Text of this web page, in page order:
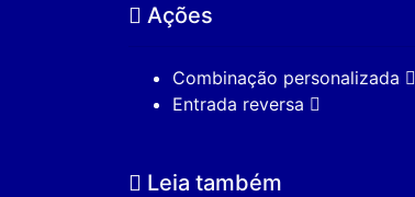
Ações
Combinação personalizada
Entrada reversa
Leia também